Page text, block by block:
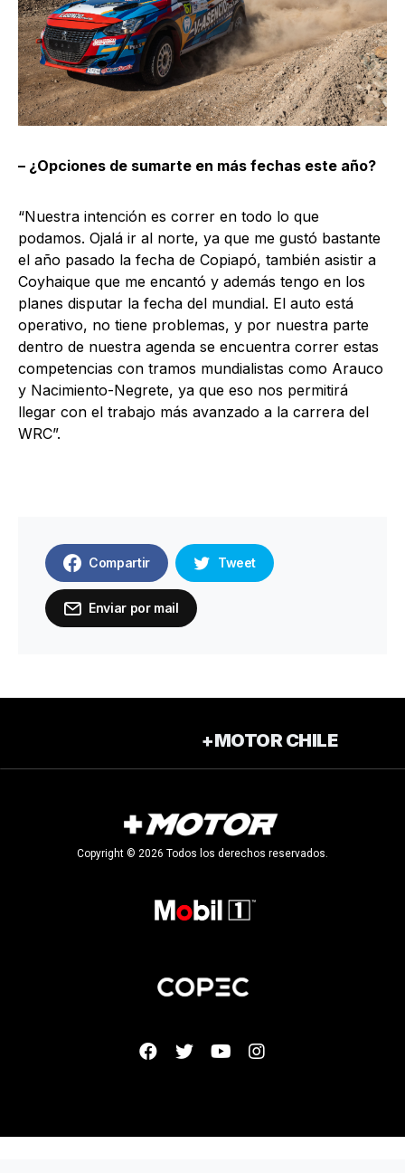
– ¿Opciones de sumarte en más fechas este año?
“Nuestra intención es correr en todo lo que
podamos. Ojalá ir al norte, ya que me gustó bastante
el año pasado la fecha de Copiapó, también asistir a
Coyhaique que me encantó y además tengo en los
planes disputar la fecha del mundial. El auto está
operativo, no tiene problemas, y por nuestra parte
dentro de nuestra agenda se encuentra correr estas
competencias con tramos mundialistas como Arauco
y Nacimiento-Negrete, ya que eso nos permitirá
llegar con el trabajo más avanzado a la carrera del
WRC”.
Compartir Tweet
Enviar por mail
+MOTOR CHILE
Copyright © 2026 Todos los derechos reservados.